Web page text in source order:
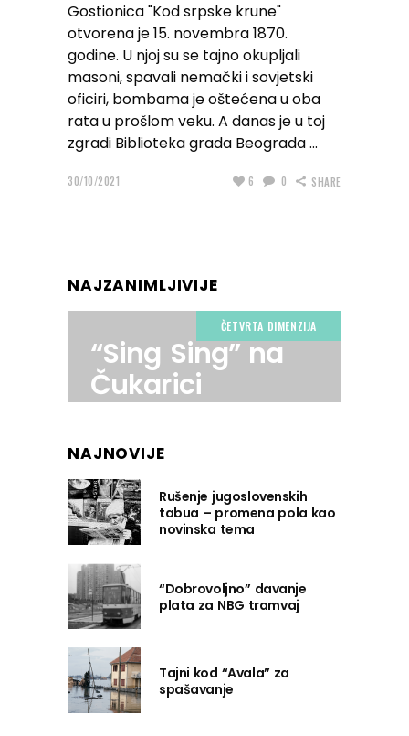
Gostionica "Kod srpske krune"
otvorena je 15. novembra 1870.
godine. U njoj su se tajno okupljali
masoni, spavali nemački i sovjetski
oficiri, bombama je oštećena u oba
rata u prošlom veku. A danas je u toj
zgradi Biblioteka grada Beograda
30/10/2021 6 0 SHARE
NAJZANIMLJIVIJE
ČETVRTA DIMENZIJA
“Sing Sing” na
Čukarici
NAJNOVIJE
Rušenje jugoslovenskih
tabua – promena pola kao
novinska tema
“Dobrovoljno” davanje
plata za NBG tramvaj
Tajni kod “Avala” za
spašavanje